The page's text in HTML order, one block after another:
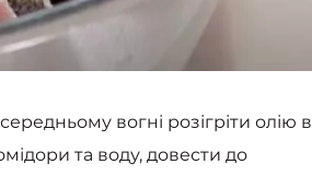
вогні розігріти олію в
та воду, довести до